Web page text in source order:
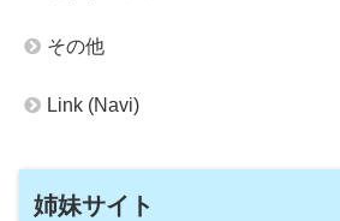
その他
Link (Navi)
姉妹サイト